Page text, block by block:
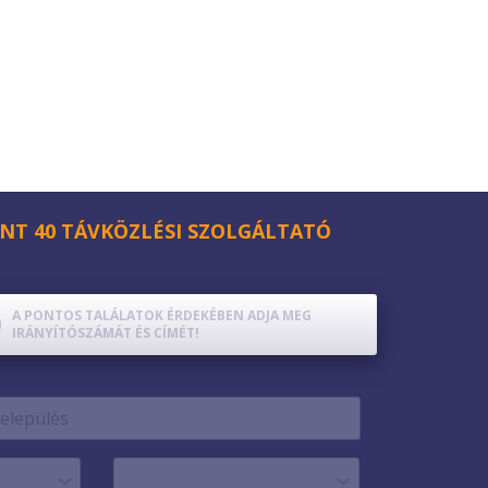
40 TÁVKÖZLÉSI SZOLGÁLTATÓ
A PONTOS TALÁLATOK ÉRDEKÉBEN ADJA MEG
IRÁNYÍTÓSZÁMÁT ÉS CÍMÉT!